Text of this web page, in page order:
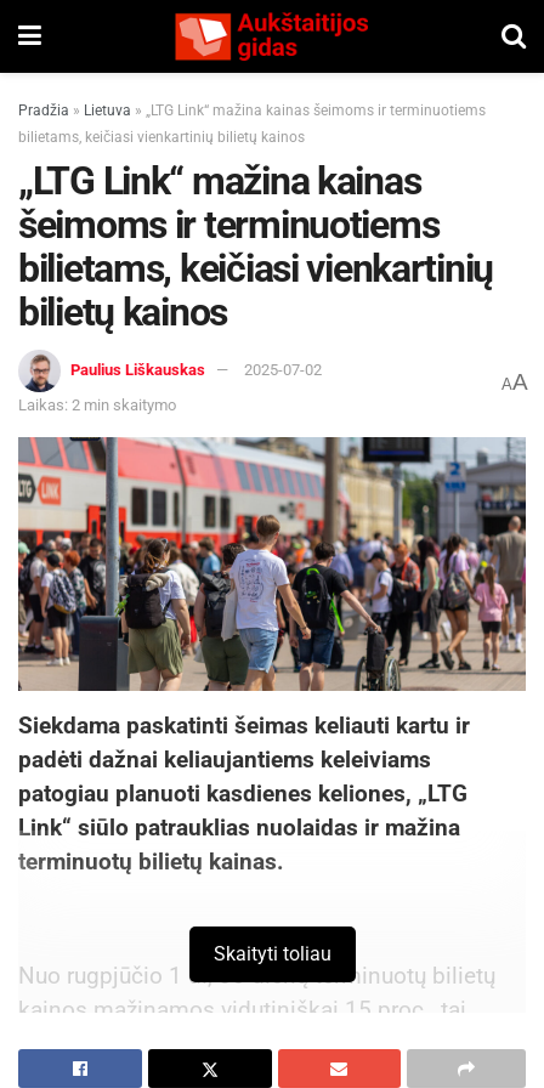
Pradžia » Lietuva » „LTG Link“ mažina kainas šeimoms ir terminuotiems
bilietams, keičiasi vienkartinių bilietų kainos
„LTG Link“ mažina kainas
šeimoms ir terminuotiems
bilietams, keičiasi vienkartinių
bilietų kainos
Paulius Liškauskas
2025-07-02
Laikas: 2 min skaitymo
AA
Siekdama paskatinti šeimas keliauti kartu ir
padėti dažnai keliaujantiems keleiviams
patogiau planuoti kasdienes keliones, „LTG
Link“ siūlo patrauklias nuolaidas ir mažina
terminuotų bilietų kainas.
Nuo rugpjūčio 1 d., 30 dienų terminuotų bilietų
kainos mažinamos vidutiniškai 15 proc., tai
reiškia, kad įsigijus terminuotą bilietą ir
važiuojant traukiniu kasdien, traukiniautojai
Skaityti toliau